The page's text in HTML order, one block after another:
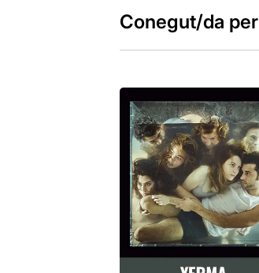
Conegut/da per